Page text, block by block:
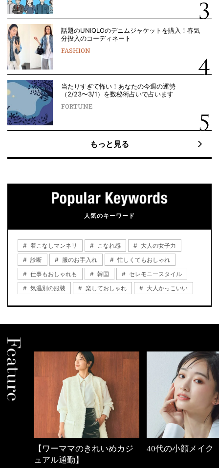
話題のUNIQLOのデニムジャケットを購入！春気
分投入のコーディネート
FASHION
当たりすぎて怖い！あなたの今週の運勢
（2/23〜3/1）を数秘術占いで占います
FORTUNE
もっと見る
人気のキーワード
着こなしマンネリ こなれ感
大人の女子力
診断
服のお手入れ
忙しくてもおしゃれ
仕事もおしゃれも
韓国
セレモニースタイル
気温別の服装
楽しておしゃれ 大人かっこいい
【ワーママのきれいめカジ
ュアル通勤】
40代の小顔メイク